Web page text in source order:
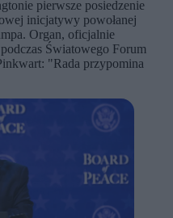
pierwsze posiedzenie
inicjatywy powołanej
Organ, oficjalnie
Światowego Forum
"Rada przypomina